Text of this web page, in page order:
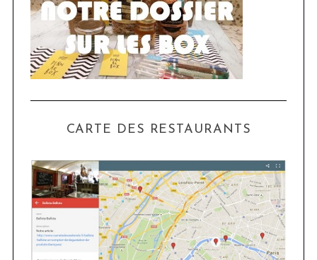
CARTE DES RESTAURANTS